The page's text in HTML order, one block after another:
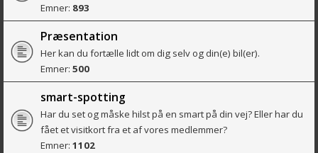
Emner: 893
Præsentation
Her kan du fortælle lidt om dig selv og din(e) bil(er).
Emner: 500
smart-spotting
Har du set og måske hilst på en smart på din vej? Eller har du
fået et visitkort fra et af vores medlemmer?
Emner: 1102